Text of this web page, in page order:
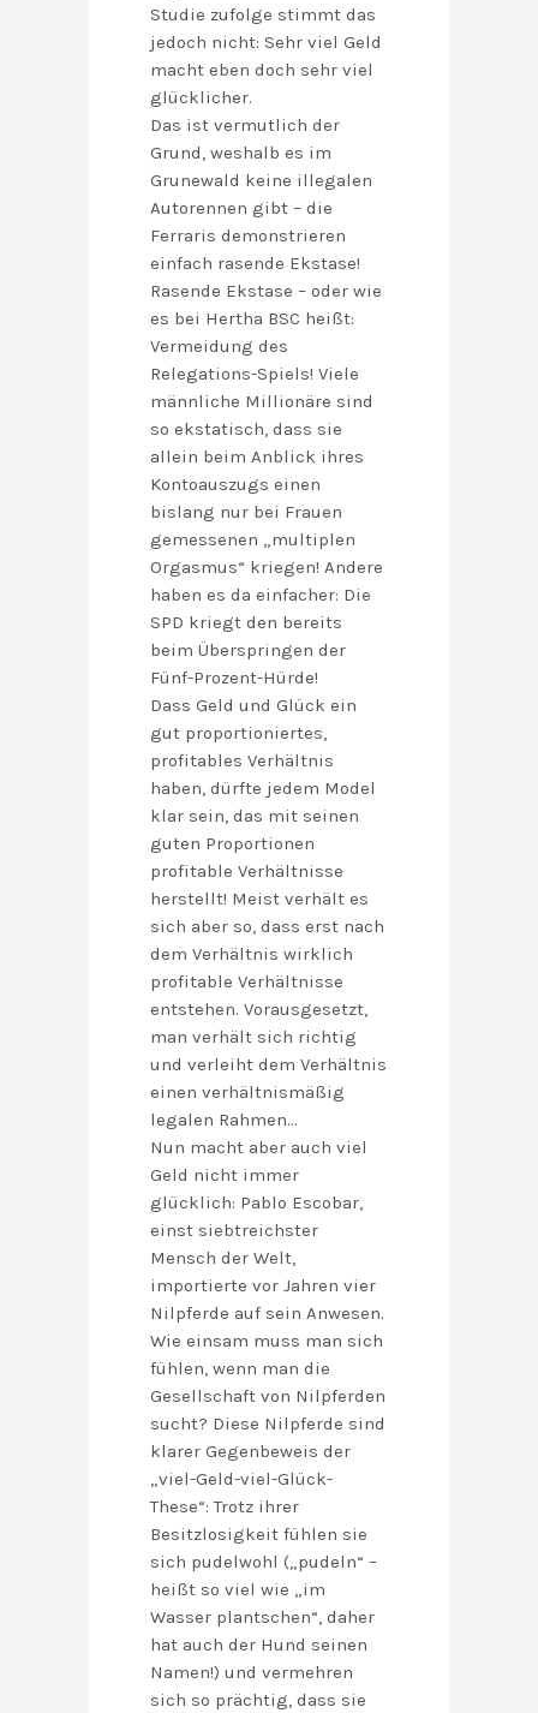
Studie zufolge stimmt das
jedoch nicht: Sehr viel Geld
macht eben doch sehr viel
glücklicher.
Das ist vermutlich der
Grund, weshalb es im
Grunewald keine illegalen
Autorennen gibt – die
Ferraris demonstrieren
einfach rasende Ekstase!
Rasende Ekstase – oder wie
es bei Hertha BSC heißt:
Vermeidung des
Relegations-Spiels! Viele
männliche Millionäre sind
so ekstatisch, dass sie
allein beim Anblick ihres
Kontoauszugs einen
bislang nur bei Frauen
gemessenen „multiplen
Orgasmus“ kriegen! Andere
haben es da einfacher: Die
SPD kriegt den bereits
beim Überspringen der
Fünf-Prozent-Hürde!
Dass Geld und Glück ein
gut proportioniertes,
profitables Verhältnis
haben, dürfte jedem Model
klar sein, das mit seinen
guten Proportionen
profitable Verhältnisse
herstellt! Meist verhält es
sich aber so, dass erst nach
dem Verhältnis wirklich
profitable Verhältnisse
entstehen. Vorausgesetzt,
man verhält sich richtig
und verleiht dem Verhältnis
einen verhältnismäßig
legalen Rahmen…
Nun macht aber auch viel
Geld nicht immer
glücklich: Pablo Escobar,
einst siebtreichster
Mensch der Welt,
importierte vor Jahren vier
Nilpferde auf sein Anwesen.
Wie einsam muss man sich
fühlen, wenn man die
Gesellschaft von Nilpferden
sucht? Diese Nilpferde sind
klarer Gegenbeweis der
„viel-Geld-viel-Glück-
These“: Trotz ihrer
Besitzlosigkeit fühlen sie
sich pudelwohl („pudeln“ –
heißt so viel wie „im
Wasser plantschen“, daher
hat auch der Hund seinen
Namen!) und vermehren
sich so prächtig, dass sie